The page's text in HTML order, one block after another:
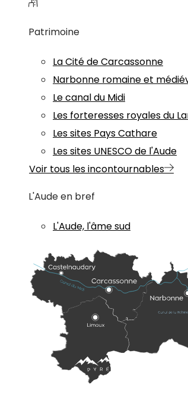
Patrimoine
La Cité de Carcassonne
Narbonne romaine et
Le canal du Midi
Les forteresses royales du
Les sites Pays Cathare
Les sites UNESCO de l'Aude
Voir tous les incontournables
L'Aude en bref
L'Aude, l'âme sud